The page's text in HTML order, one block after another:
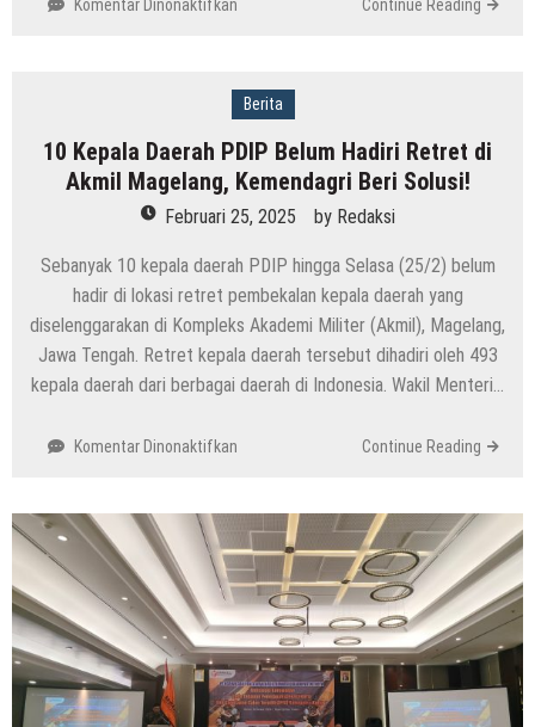
Komentar Dinonaktifkan
Batal
Kemendagri
Cuma
Catatan
Tegas?
Continue Reading
Berita
10 Kepala Daerah PDIP Belum Hadiri Retret di
Akmil Magelang, Kemendagri Beri Solusi!
Februari 25, 2025 by Redaksi
Sebanyak 10 kepala daerah PDIP hingga Selasa (25/2) belum
hadir di lokasi retret pembekalan kepala daerah yang
diselenggarakan di Kompleks Akademi Militer (Akmil), Magelang,
Jawa Tengah. Retret kepala daerah tersebut dihadiri oleh 493
kepala daerah dari berbagai daerah di Indonesia. Wakil Menteri…
Komentar Dinonaktifkan
PDIP
Belum
Hadiri
Retret
di
Akmil
Magelang,
Kemendagri
Continue Reading